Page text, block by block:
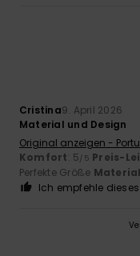
Cristina9. April 2026
Material und Design
Original anzeigen -
Komfort: 5/5 Preis-
Perfekte Größe Material
Ich empfehle